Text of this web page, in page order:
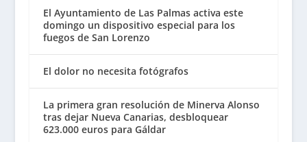
El Ayuntamiento de Las Palmas activa este
domingo un dispositivo especial para los
fuegos de San Lorenzo
El dolor no necesita fotógrafos
La primera gran resolución de Minerva Alonso
tras dejar Nueva Canarias, desbloquear
623.000 euros para Gáldar